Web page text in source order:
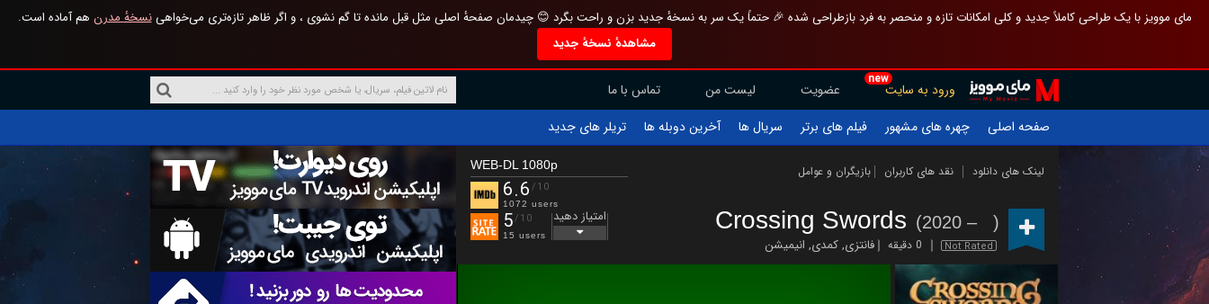
مای موویز با یک طراحی کاملاً جدید و کلی امکانات تازه و منحصر به فرد بازطراحی شده 🎉 حتماً یک سر به نسخهٔ جدید بزن و راحت بگرد 😊 چیدمان صفحهٔ اصلی مثل قبل مانده تا گم نشوی ، و اگر ظاهر تازه‌تری می‌خواهینسخهٔ مدرن هم آماده است.
مشاهدهٔ نسخهٔ جدید
new
ورود به سایت عضویت لیست من
تماس با ما
صفحه اصلی
چهره های مشهور فیلم های برتر سریال ها آخرین دوبله ها تریلر های جدید
لینک های دانلود نقد های کاربران بازیگران و عوامل
Crossing Swords (2020 – )
Not Rated 0 دقیقه فانتزی,کمدی, انیمیشن
WEB-DL 1080p
6.6 /10
1072 users
5/10
15 users
امتیاز دهید